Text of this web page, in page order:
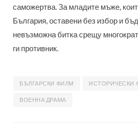
саможертва. За младите мъже,
България, оставени без избор и
невъзможна битка срещу
ги противник.
БЪЛГАРСКИ ФИЛМ ИСТОРИЧЕСКИ
ВОЕННА ДРАМА